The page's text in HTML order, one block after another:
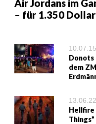
Air Jordans im
– für 1.350
Donots
dem
Hellfire